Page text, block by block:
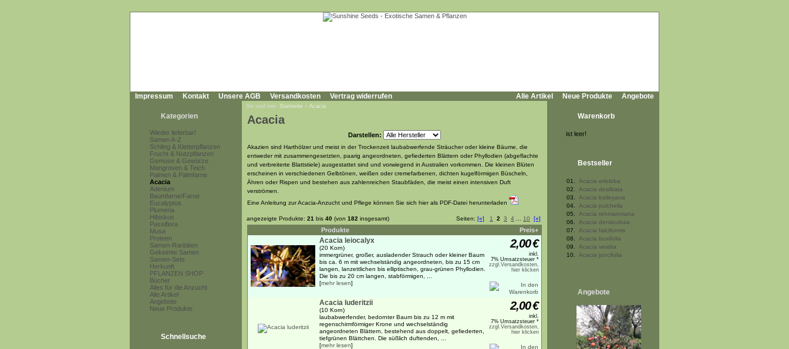
Impressum Kontakt Unsere AGB Versandkosten Vertrag widerrufen Alle Artikel Neue Produkte Angebote
Kategorien
Wieder lieferbar!
Samen A-Z
Schling & Kletterpflanzen
Frucht & Nutzpflanzen
Gemüse & Gewürze
Mangroven & Teich
Palmen & Palmfarne
Acacia
Adenium
Baumfarne/Farne
Eucalyptus
Plumeria
Hibiskus
Passiflora
Musa
Proteen
Samen-Raritäten
Gekeimte Samen
Samen-Sets
Herkunft
PFLANZEN SHOP
Bücher
Alles für die Anzucht
Alle Artikel
Angebote
Neue Produkte
Schnellsuche
Sie sind hier: Startseite » Acacia
Acacia
Darstellen:
Akazien sind Harthölzer und meist in der Trockenzeit laubabwerfende Sträucher oder kleine Bäume, die
entweder mit zusammengesetzten, paarig angeordneten, gefiederten Blättern oder Phyllodien (abgeflachte
und verbreiterte Blattstiele) ausgestattet sind und vorwiegend in Australien vorkommen. Die kleinen Blüten
erscheinen in verschiedenen Gelbtönen, weißen oder cremefarbenen, dichten kugelförmigen Büscheln,
Ähren oder Rispen und bestehen aus zahlenreichen Staubfäden, die meist einen intensiven Duft
verströmen.
Eine Anleitung zur Acacia-Anzucht und Pflege können Sie sich hier als PDF-Datei herunterladen
angezeigte Produkte: 21 bis 40 (von 182 insgesamt) Seiten: [«] 1 2 3 4 10 [»]
Produkte Preis+
Acacia leiocalyx
(20 Korn)
immergrüner, großer, ausladender Strauch oder kleiner Baum
bis ca. 6 m mit wechselständig angeordneten, bis zu 15 cm
langen, lanzettlichen bis elliptischen, grau-grünen Phyllodien.
Die bis zu 20 cm langen, stabförmigen, ...
[mehr lesen]
2,00€
inkl.
7% Umsatzsteuer *
zzgl.Versandkosten,
hier klicken
Acacia luderitzii
(10 Korn)
laubabwerfender, bedornter Baum bis zu 12 m mit
regenschirmförmiger Krone und wechselständig
angeordneten Blättern, bestehend aus doppelt, gefiederten,
tiefgrünen Blättchen. Die süßlich duftenden, ...
[mehr lesen]
2,00€
inkl.
7% Umsatzsteuer *
zzgl.Versandkosten,
hier klicken
Warenkorb
ist leer!
Bestseller
01.
Acacia erioloba
02.
Acacia dealbata
03.
Acacia baileyana
04.
Acacia pulchella
05.
Acacia rehmanniana
06.
Acacia denticulosa
07.
Acacia falciformis
08.
Acacia buxifolia
09.
Acacia vestita
10.
Acacia juncifolia
Angebote